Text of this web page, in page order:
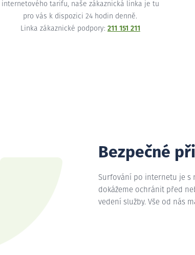
internetového tarifu, naše zákaznická linka je tu
pro vás k dispozici 24 hodin denně.
Linka zákaznické podpory: 211 151 211
Bezpečné
Surfování po internetu je s
dokážeme ochránit před
vedení služby. Vše od nás